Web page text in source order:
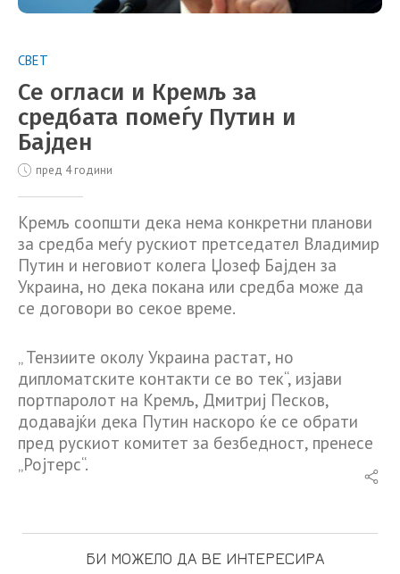
СВЕТ
Се огласи и Кремљ за
средбата помеѓу Путин и
Бајден
пред 4 години
Кремљ соопшти дека нема конкретни планови
за средба меѓу рускиот претседател Владимир
Путин и неговиот колега Џозеф Бајден за
Украина, но дека покана или средба може да
се договори во секое време.
„ Тензиите околу Украина растат, но
дипломатските контакти се во тек“, изјави
портпаролот на Кремљ, Дмитриј Песков,
додавајќи дека Путин наскоро ќе се обрати
пред рускиот комитет за безбедност, пренесе
„Ројтерс“.
БИ МОЖЕЛО ДА ВЕ ИНТЕРЕСИРА